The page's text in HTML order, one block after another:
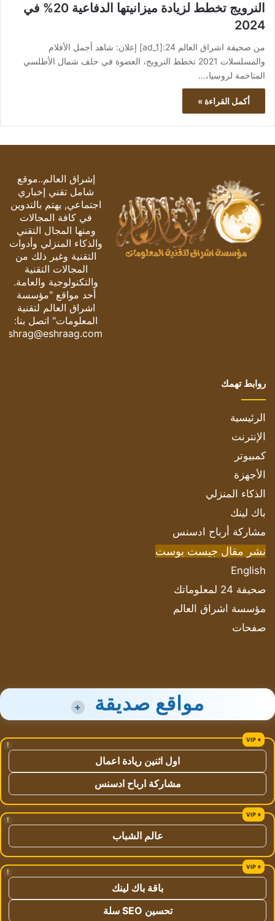
النرويج تخطط لزيادة ميزانيتها الدفاعية 20% في
2024
من صحيفة اشراق العالم 24:[ad_1] إعلان: شاهد أجمل الأفلام
والمسلسلات 2021 تخطط النرويج، العضوة في حلف شمال الأطلسي
المتاخمة لروسيا،…
أكمل القراءة »
إشراق العالم..موقع
شامل تقني إخباري
اجتماعي, يهتم بالتدوين
في كافة المجالات
ومنها المجال التقني
والذكاء المنزلي وأدوات
التقنية وغير ذلك من
المجالات التقنية
والتكنولوجية والعامة.
أحد مواقع "مؤسسة
اشراق العالم لتقنية
المعلومات" اتصل بنا:
eshrag@eshraag.com
روابط تهمك
الرئيسية
الإنترنت
كمبيوتر
الأجهزة
الذكاء المنزلي
باك لينك
مشاركة أرباح ادسنس
نشر مقال جيست بوست
English
صحيفة 24 لمعلوماتك
مؤسسة اشراق العالم
صفحات
مواقع صديقة +
!
اول اثنين ريادة اعمال
مشاركة ارباح ادسنس
!
عالم الشباب
!
باقة باك لينك
تحسين SEO سلة